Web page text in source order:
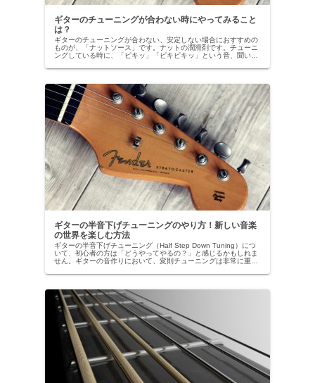
ギターのチューニングが合わない時にやってみること
は？
ギターのチューニングが合わない、安定しない場合におすすめの
ものが、「ナットソース」です。ナットの潤滑剤です。チューニ
ングしている時に、「ピキッ」「ピキピキッ」という音、聞いた
だろう？...
ギターの半音下げチューニングのやり方！新しい音楽
の世界を楽しむ方法
ギターの半音下げチューニング（Half Step Down Tuning）につ
いて、初心者の方は「どうやってやるの？」と感じるかもしれま
せん。ギターの音作りにおいて、変則チューニングは非常に重要